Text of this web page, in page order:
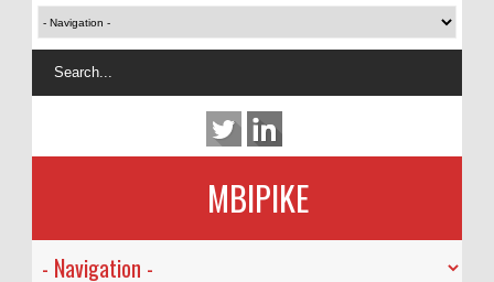
MBIPIKE